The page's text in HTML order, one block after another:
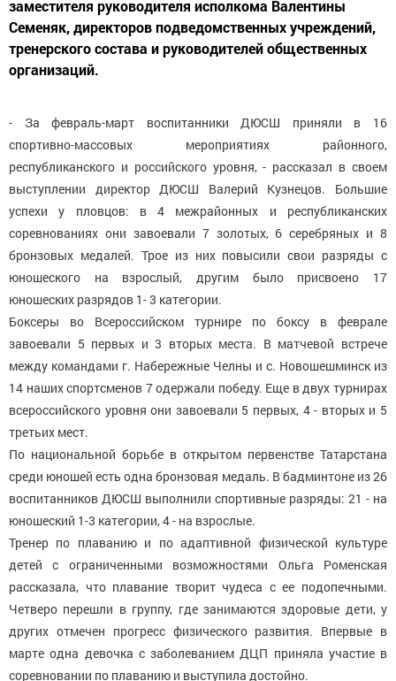
заместителя руководителя исполкома Валентины
Семеняк, директоров подведомственных учреждений,
тренерского состава и руководителей общественных
организаций.
- За февраль-март воспитанники ДЮСШ приняли в 16
спортивно-массовых мероприятиях районного,
республиканского и российского уровня, - рассказал в своем
выступлении директор ДЮСШ Валерий Кузнецов. Большие
успехи у пловцов: в 4 межрайонных и республиканских
соревнованиях они завоевали 7 золотых, 6 серебряных и 8
бронзовых медалей. Трое из них повысили свои разряды с
юношеского на взрослый, другим было присвоено 17
юношеских разрядов 1- 3 категории.
Боксеры во Всероссийском турнире по боксу в феврале
завоевали 5 первых и 3 вторых места. В матчевой встрече
между командами г. Набережные Челны и с. Новошешминск из
14 наших спортсменов 7 одержали победу. Еще в двух турнирах
всероссийского уровня они завоевали 5 первых, 4 - вторых и 5
третьих мест.
По национальной борьбе в открытом первенстве Татарстана
среди юношей есть одна бронзовая медаль. В бадминтоне из 26
воспитанников ДЮСШ выполнили спортивные разряды: 21 - на
юношеский 1-3 категории, 4 - на взрослые.
Тренер по плаванию и по адаптивной физической культуре
детей с ограниченными возможностями Ольга Роменская
рассказала, что плавание творит чудеса с ее подопечными.
Четверо перешли в группу, где занимаются здоровые дети, у
других отмечен прогресс физического развития. Впервые в
марте одна девочка с заболеванием ДЦП приняла участие в
соревновании по плаванию и выступила достойно.